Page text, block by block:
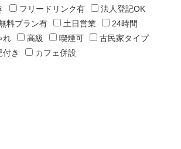
フリードリンク有
法人登記OK
料プラン有 土日営業
24時間
れ 高級 喫煙可
古民家タイプ
付き カフェ併設